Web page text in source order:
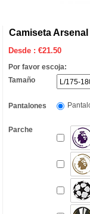
Camiseta
Desde :€21.50
Por favor escoja:
Tamaño
Pantalones
Parche